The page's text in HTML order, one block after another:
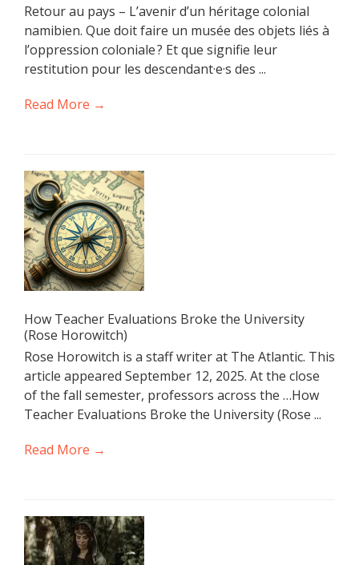
Retour au pays – L’avenir d’un héritage colonial
namibien. Que doit faire un musée des objets liés à
l’oppression coloniale ? Et que signifie leur
restitution pour les descendant·e·s des ...
Read More →
How Teacher Evaluations Broke the University
(Rose Horowitch)
Rose Horowitch is a staff writer at The Atlantic. This
article appeared September 12, 2025. At the close
of the fall semester, professors across the …How
Teacher Evaluations Broke the University (Rose ...
Read More →